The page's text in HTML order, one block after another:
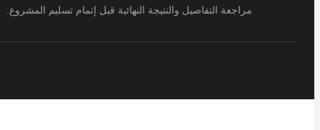
مراجعة التفاصيل والنتيجة النهائية قبل إتمام تسليم المشروع.